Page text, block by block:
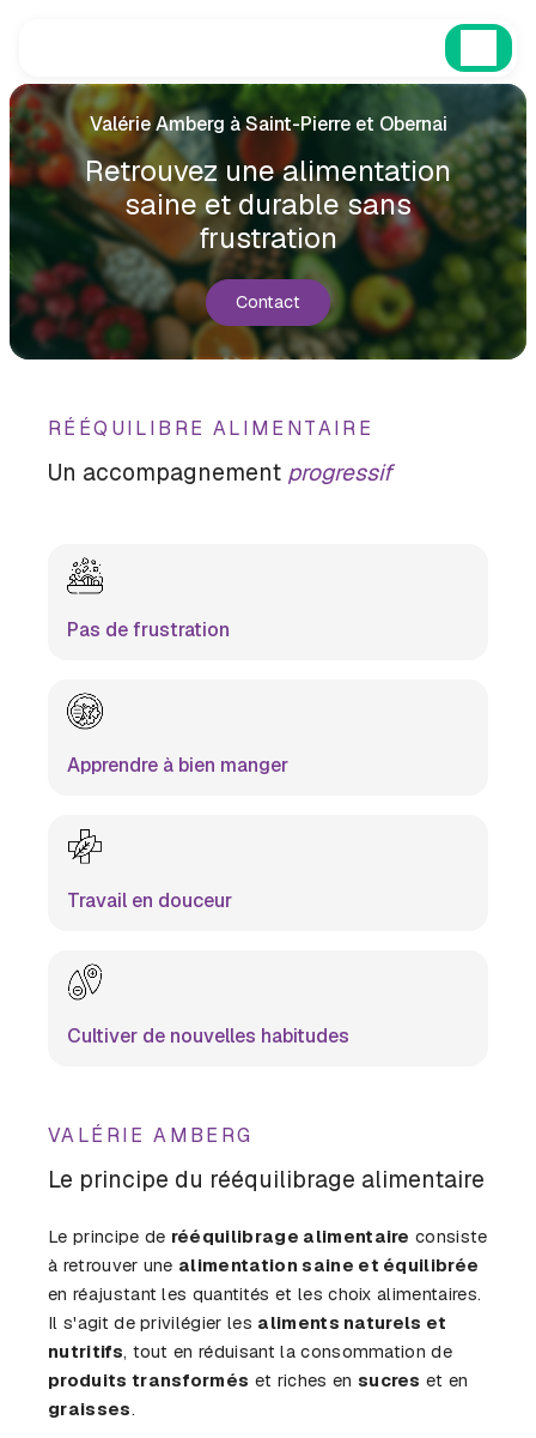
Valérie Amberg à Saint-Pierre et Obernai
Retrouvez une alimentation
saine et durable sans
frustration
Contact
RÉÉQUILIBRE ALIMENTAIRE
Un accompagnement progressif
Pas de frustration
Apprendre à bien manger
Travail en douceur
Cultiver de nouvelles habitudes
VALÉRIE AMBERG
Le principe du rééquilibrage alimentaire
Le principe de rééquilibrage alimentaire consiste
à retrouver une alimentation saine et équilibrée
en réajustant les quantités et les choix alimentaires.
Il s'agit de privilégier les aliments naturels et
nutritifs, tout en réduisant la consommation de
produits transformés et riches en sucres et en
graisses.